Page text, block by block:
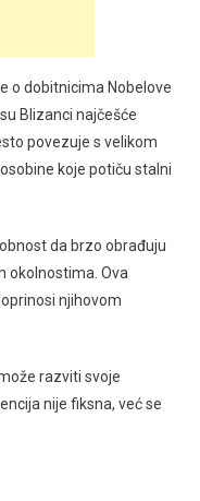
o dobitnicima Nobelove
Blizanci najčešće
povezuje s velikom
koje potiču stalni
da brzo obrađuju
okolnostima. Ova
njihovom
razviti svoje
nije fiksna, već se